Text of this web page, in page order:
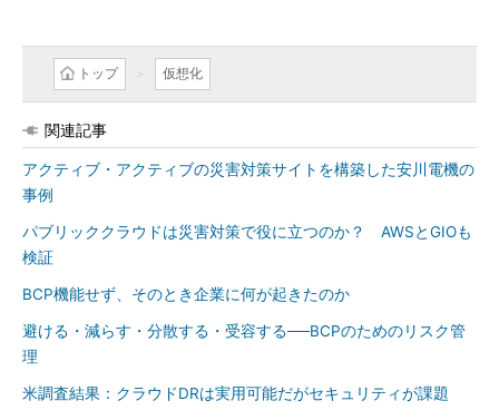
トップ 仮想化
関連記事
アクティブ・アクティブの災害対策サイトを構築した安川電機の
事例
パブリッククラウドは災害対策で役に立つのか？ AWSとGIOも
検証
BCP機能せず、そのとき企業に何が起きたのか
避ける・減らす・分散する・受容する──BCPのためのリスク管
理
米調査結果：クラウドDRは実用可能だがセキュリティが課題